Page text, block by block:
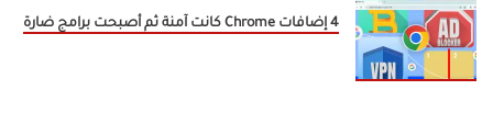
4 إضافات Chrome كانت آمنة ثم أصبحت برامج ضارة